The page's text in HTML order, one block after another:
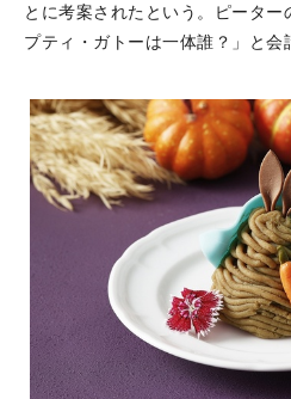
とに考案されたという。ピータ
プティ・ガトーは一体誰？」と会